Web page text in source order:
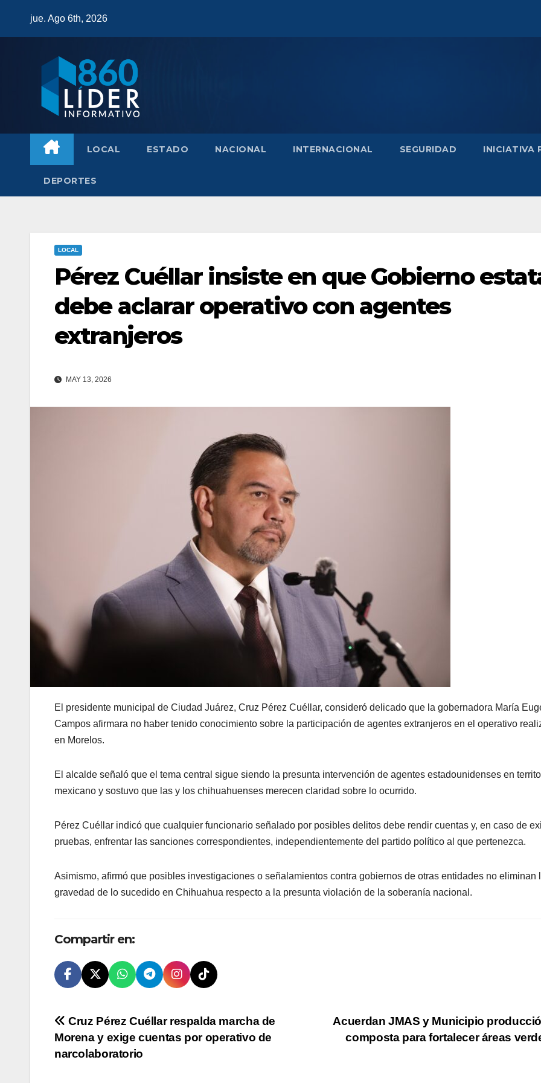
jue. Ago 6th, 2026
LOCAL ESTADO NACIONAL INTERNACIONAL SEGURIDAD INICIATIVA
DEPORTES
LOCAL
Pérez Cuéllar insiste en que Gobierno
debe aclarar operativo con agentes
extranjeros
MAY 13, 2026
El presidente municipal de Ciudad Juárez, Cruz Pérez Cuéllar, consideró delicado que la gobernadora María
Campos afirmara no haber tenido conocimiento sobre la participación de agentes extranjeros en el operativo
en Morelos.
El alcalde señaló que el tema central sigue siendo la presunta intervención de agentes estadounidenses en
mexicano y sostuvo que las y los chihuahuenses merecen claridad sobre lo ocurrido.
Pérez Cuéllar indicó que cualquier funcionario señalado por posibles delitos debe rendir cuentas y, en caso de
pruebas, enfrentar las sanciones correspondientes, independientemente del partido político al que pertenezca.
Asimismo, afirmó que posibles investigaciones o señalamientos contra gobiernos de otras entidades no eliminan
gravedad de lo sucedido en Chihuahua respecto a la presunta violación de la soberanía nacional.
Compartir en:
Navegación
de
Acuerdan JMAS y Municipio
composta para fortalecer áreas
Cruz Pérez Cuéllar respalda marcha de
Morena y exige cuentas por operativo de
narcolaboratorio